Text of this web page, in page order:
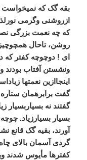
بقه گک که نمیخواست
ازروشنی وگرمی
که چه نعمت بزرگی
روشن، تاحال
ای !دوچوچه کفتر که
ونشستن آفتاب بودند
اینجاازین نعمتها
گفت برابرهمان ستاره
گفتند نه بسیاربسیار
بسیار بسیارزیاد.چوچه
آورند، بقیه گک قانع
گردی آسمان بالای چاه
کفترها مأیوس شدند